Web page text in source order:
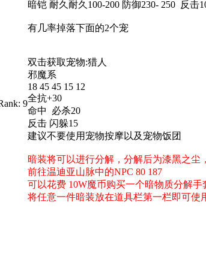
暗铠 耐久耐久100-200 防御230- 250 反击
有几率掉落下面的2个宠
双击获取宠物:猎人
邪魔系
18 45 45 15 12
全抗+30
命中 必杀20
反击 闪躲15
建议不要使用宠物按摩以及宠物饭团
暗装将可以进行分解，分解后为漆黑之尘
前往温迪亚山脉中的NPC 80 187
可以花费 10W魔币购买一个暗物质分解手
将任意一件暗装放在道具栏第一栏即可使